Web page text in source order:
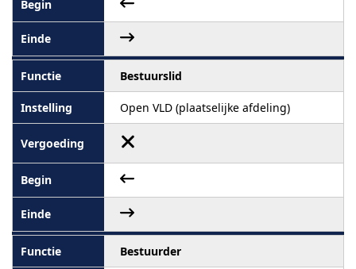
Bestuurslid
Open VLD (plaatselijke afdeling)
Bestuurder